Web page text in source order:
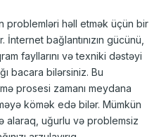
problemləri həll etmək üçün bir
bağlantınızın gücünü,
fayllarını və texniki dəstəyi
bacara bilərsiniz. Bu
prosesi zamanı meydana
kömək edə bilər. Mümkün
alaraq, uğurlu və problemsiz